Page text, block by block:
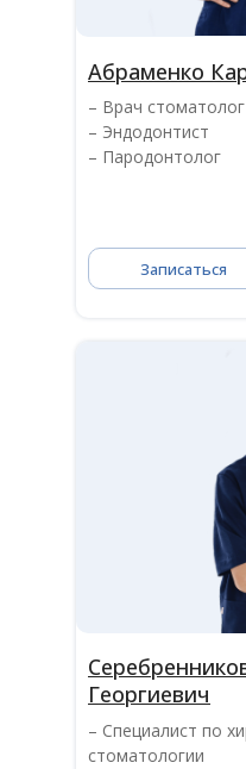
Абраменко
– Врач
– Эндодонтист
– Пародонтолог
Записаться
Георгиевич
– Специалист по
стоматологии